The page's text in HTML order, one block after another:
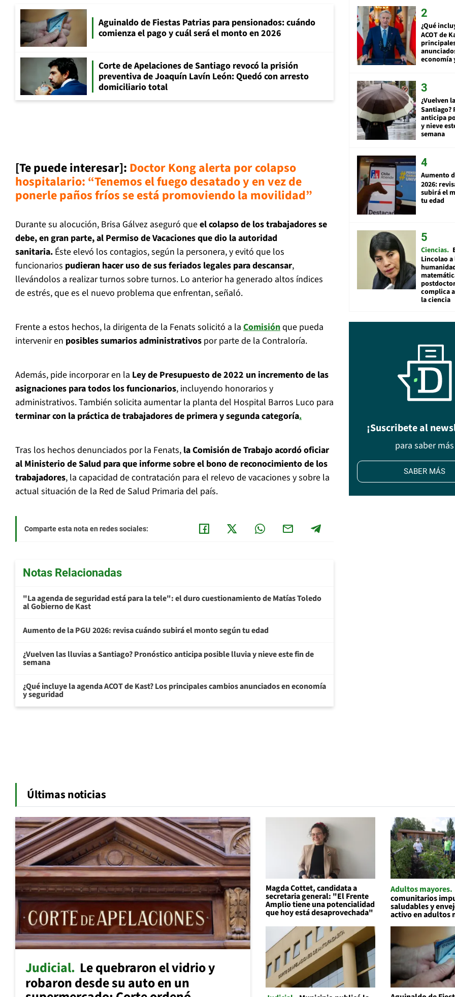
Aguinaldo de Fiestas Patrias para pensionados: cuándo
comienza el pago y cuál será el monto en 2026
Corte de Apelaciones de Santiago revocó la prisión
preventiva de Joaquín Lavín León: Quedó con arresto
domiciliario total
[Te puede interesar]: Doctor Kong alerta por colapso
hospitalario: “Tenemos el fuego desatado y en vez de
ponerle paños fríos se está promoviendo la movilidad”
Durante su alocución, Brisa Gálvez aseguró queel colapso de los trabajadores se
debe, en gran parte, al Permiso de Vacaciones que dio la autoridad
sanitaria. Éste elevó los contagios, según la personera, y evitó que los
funcionarios pudieran hacer uso de sus feriados legales para descansar,
llevándolos a realizar turnos sobre turnos. Lo anterior ha generado altos índices
de estrés, que es el nuevo problema que enfrentan, señaló.
Frente a estos hechos, la dirigenta de la Fenats solicitó a la Comisiónque pueda
intervenir en posibles sumarios administrativos por parte de la Contraloría.
Además, pide incorporar en la Ley de Presupuesto de 2022 un incremento de las
asignaciones para todos los funcionarios, incluyendo honorarios y
administrativos. También solicita aumentar la planta del Hospital Barros Luco para
terminar con la práctica de trabajadores de primera y segunda categoría.
Tras los hechos denunciados por la Fenats, la Comisión de Trabajo acordó oficiar
al Ministerio de Salud para que informe sobre el bono de reconocimiento de los
trabajadores, la capacidad de contratación para el relevo de vacaciones y sobre la
actual situación de la Red de Salud Primaria del país.
Comparte esta nota en redes sociales:
Notas Relacionadas
"La agenda de seguridad está para la tele": el duro cuestionamiento de Matías Toledo
al Gobierno de Kast
Aumento de la PGU 2026: revisa cuándo subirá el monto según tu edad
¿Vuelven las lluvias a Santiago? Pronóstico anticipa posible lluvia y nieve este fin de
semana
¿Qué incluye la agenda ACOT de Kast? Los principales cambios anunciados en economía
y seguridad
¿Qué
ACOT de
economía
¿Vuelven
Santiago?
anticipa
y nieve
semana
Aumento
2026:
subirá el
tu edad
Ciencias
Lincolao a
complica
la ciencia
¡Suscribete al
para saber más
SABER MÁS
Últimas noticias
Judicial Le quebraron el vidrio y
robaron desde su auto en un
Magda Cottet, candidata a
secretaria general: "El Frente
Amplio tiene una potencialidad
que hoy está desaprovechada"
Adultos mayores
comunitarios
saludables y
activo en adultos